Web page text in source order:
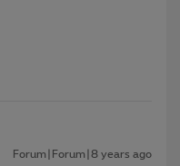
Forum|Forum|8 years ago